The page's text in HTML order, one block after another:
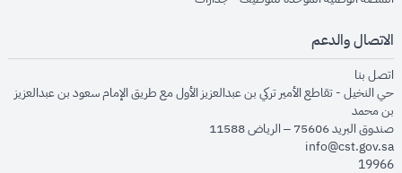
الاتصال والدعم
اتصل بنا
حي النخيل - تقاطع الأمير تركي بن عبدالعزيز الأول مع طريق الإمام سعود بن عبدالعزيز
بن محمد
صندوق البريد 75606 – الرياض 11588
info@cst.gov.sa
19966